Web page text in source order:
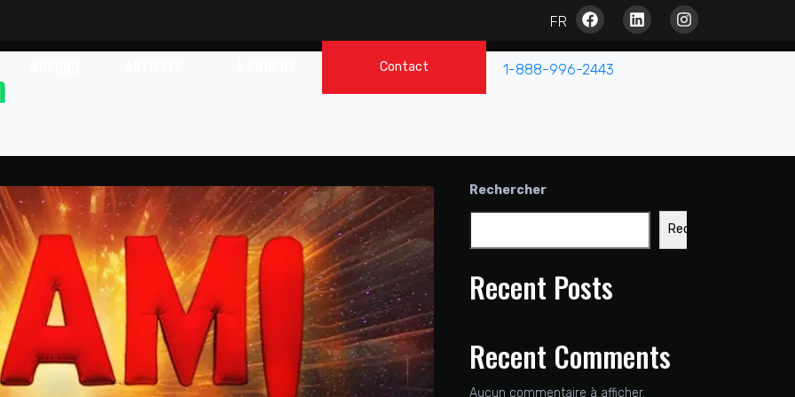
Contact 1-888-996-2443
Rechercher
Rechercher
Recent Posts
Recent Comments
Aucun commentaire à afficher.